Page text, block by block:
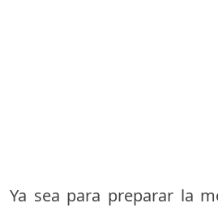
Ya sea para preparar la